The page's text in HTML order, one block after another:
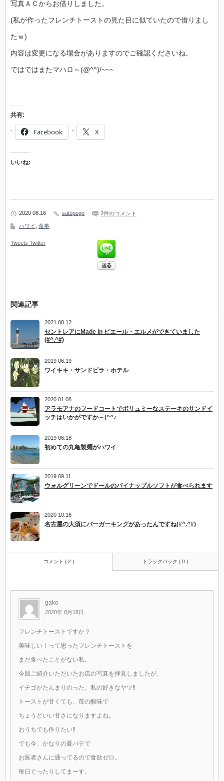
写真ＡＣからお借りしました。
(私が作ったフレンチトーストの見た目に似ていたので借りまし
たｗ)
内容は変更になる場合がありますのでご確認くださいね。
ではではまたマハロ～(@^^)/~~~
共有:
Facebook X
いいね:
2020 08.16 satopugo 2件のコメント
ハワイ 食事
Tweets Twitter
関連記事
2021 08.12
セントレアにMade in ピエール・エルメができていました
(#^.^#)
2019 06.19
ワイキキ・サンドビラ・ホテル
2020 01.08
アラモアナのフードコートでボリュミーなステーキのサンドイ
ッチはいかがですか～(^^♪
2019 06.18
初めての丸亀製麺がハワイ
2019 09.11
ウォルグリーンでドールのパイナップルソフトが食べられます
2020 10.16
名古屋の大須にバーガーキングがあったんですね(#^.^#)
コメント ( 2 ) トラックバック ( 0 )
gako
2020年 8月18日
フレンチトーストですか？
美味しい！って思ったフレンチトーストを
まだ食べたことがない私。
今回ご紹介いただいたお店の写真を拝見しましたが、
イチゴがたんまりのった、私の好きなヤツ‼︎
トーストが甘くても、苺の酸味で
ちょうどいい甘さになりますよね。
おうちでも作りたい‼︎
でも今、かなりの夏バテで
お医者さんに通ってるので食欲ゼロ。
毎日ぐったりしてまーす。